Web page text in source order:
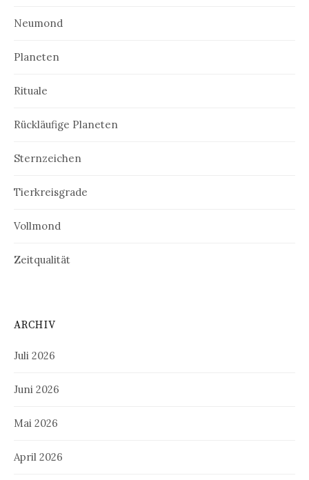
Neumond
Planeten
Rituale
Rückläufige Planeten
Sternzeichen
Tierkreisgrade
Vollmond
Zeitqualität
ARCHIV
Juli 2026
Juni 2026
Mai 2026
April 2026